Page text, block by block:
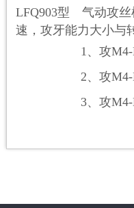
LFQ903型 气动攻丝
速，攻牙能力大小与
1 、攻
2、攻
3、攻